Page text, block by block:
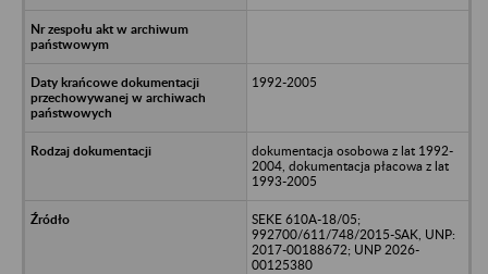
1992-2005
dokumentacja osobowa z lat 1992-
2004, dokumentacja płacowa z lat
1993-2005
SEKE 610A-18/05;
992700/611/748/2015-SAK, UNP:
2017-00188672; UNP 2026-
00125380